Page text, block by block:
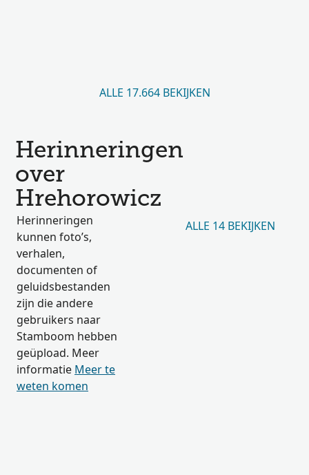
ALLE 17.664 BEKIJKEN
Herinneringen
over
Hrehorowicz
Herinneringen
kunnen foto’s,
verhalen,
documenten of
geluidsbestanden
zijn die andere
gebruikers naar
Stamboom hebben
geüpload. Meer
informatie Meer te
weten komen
ALLE 14 BEKIJKEN